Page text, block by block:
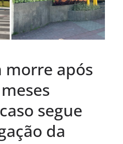
morre após
segue
da